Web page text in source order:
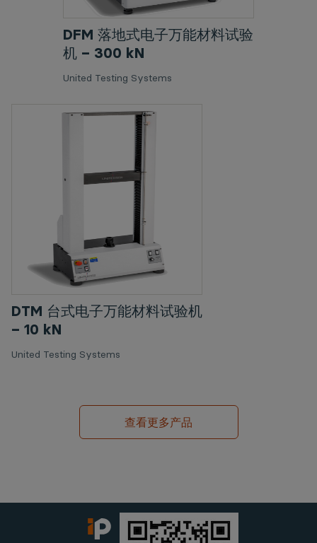
DFM 落地式电子万能材料试验
机 – 300 kN
United Testing Systems
DTM 台式电子万能材料试验机
– 10 kN
United Testing Systems
查看更多产品